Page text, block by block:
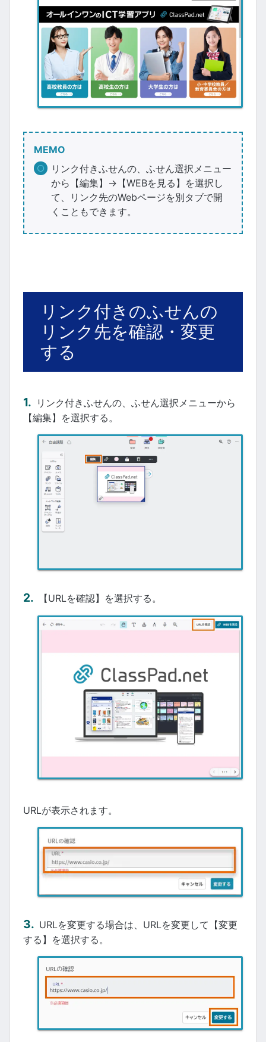
MEMO
リンク付きふせんの、ふせん選択メニュー
から【編集】→【WEBを見る】を選択し
て、リンク先のWebページを別タブで開
くこともできます。
リンク付きのふせんの
リンク先を確認・変更
する
リンク付きふせんの、ふせん選択メニューから
【編集】を選択する。
【URLを確認】を選択する。
URLが表示されます。
URLを変更する場合は、URLを変更して【変更
する】を選択する。